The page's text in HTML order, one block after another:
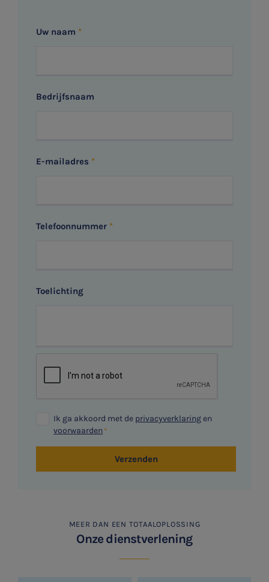
Uw naam
Bedrijfsnaam
E-mailadres
Telefoonnummer
Toelichting
Ik ga akkoord met de privacyverklaringen
voorwaarden
Verzenden
MEER DAN EEN TOTAALOPLOSSING
Onze dienstverlening